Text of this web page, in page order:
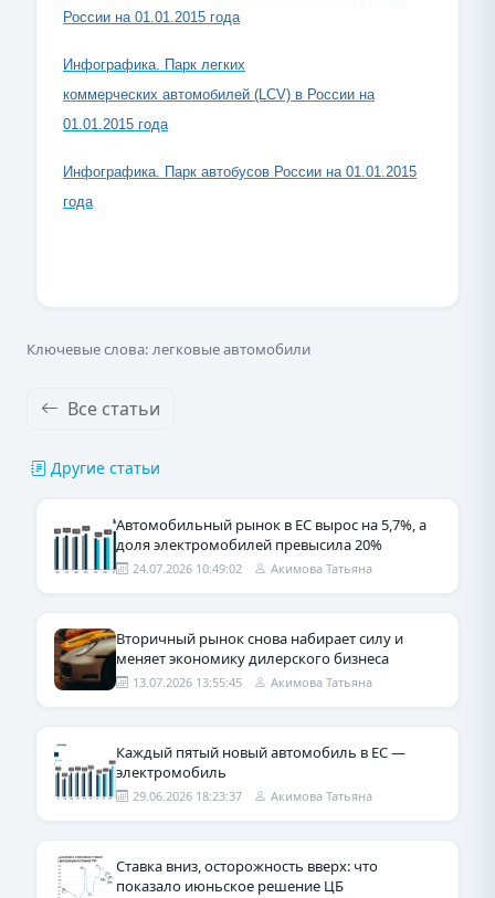
России на 01.01.2015 года
Инфографика. Парк легких
коммерческих автомобилей (LCV) в России на
01.01.2015 года
Инфографика. Парк автобусов России на 01.01.2015
года
Ключевые слова: легковые автомобили
Все статьи
Другие статьи
Автомобильный рынок в ЕС вырос на 5,7%, а
доля электромобилей превысила 20%
24.07.2026 10:49:02 Акимова Татьяна
Вторичный рынок снова набирает силу и
меняет экономику дилерского бизнеса
13.07.2026 13:55:45 Акимова Татьяна
Каждый пятый новый автомобиль в ЕС —
электромобиль
29.06.2026 18:23:37 Акимова Татьяна
Ставка вниз, осторожность вверх: что
показало июньское решение ЦБ